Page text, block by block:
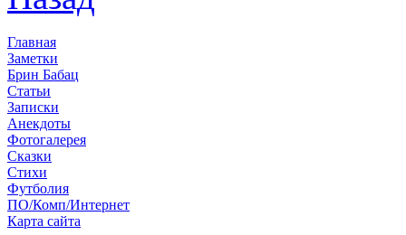
Главная
Заметки
Брин Бабац
Статьи
Записки
Анекдоты
Фотогалерея
Сказки
Стихи
Футболия
ПО/Комп/Интернет
Карта сайта